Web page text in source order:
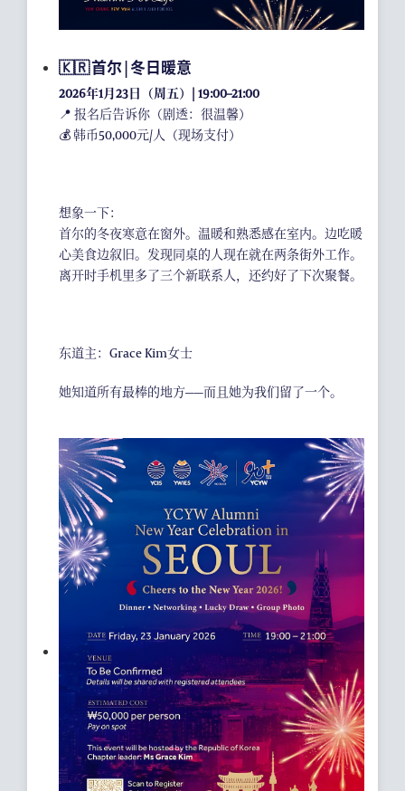
🇰🇷 首尔 | 冬日暖意
2026年1月23日（周五）| 19:00–21:00
📍 报名后告诉你（剧透：很温馨）
💰 韩币50,000元/人（现场支付）
想象一下：
首尔的冬夜寒意在窗外。温暖和熟悉感在室内。边吃暖
心美食边叙旧。发现同桌的人现在就在两条街外工作。
离开时手机里多了三个新联系人，还约好了下次聚餐。
东道主：Grace Kim女士
她知道所有最棒的地方——而且她为我们留了一个。